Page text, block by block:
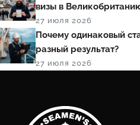
визы в
27 июля 2026
Почему одинаковый
разный результат?
27 июля 2026